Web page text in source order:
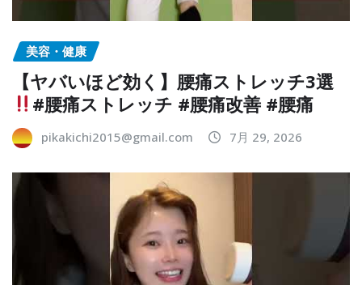
美容・健康
【ヤバいほど効く】腰痛ストレッチ3選
#腰痛ストレッチ #腰痛改善 #腰痛
pikakichi2015@gmail.com 7月 29, 2026